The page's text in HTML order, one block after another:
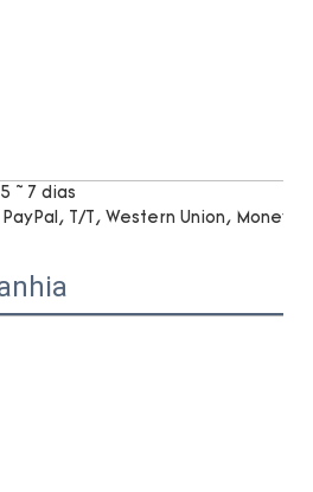
5 ~ 7 dias
PayPal, T/T, Western Union,